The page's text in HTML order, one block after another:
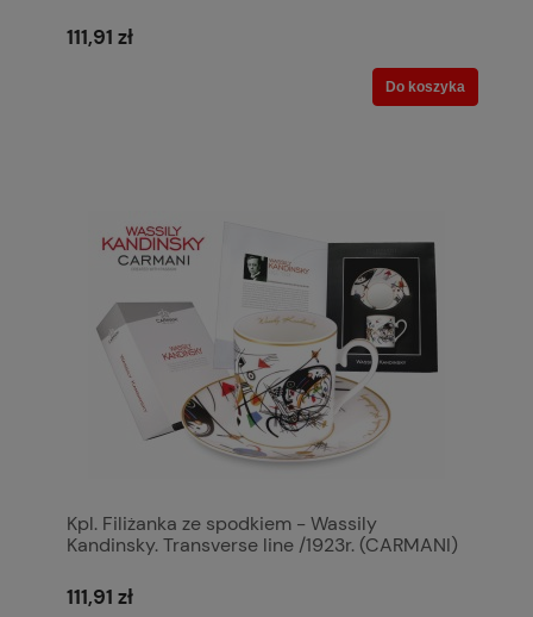
111,91 zł
Do koszyka
Kpl. Filiżanka ze spodkiem - Wassily
Kandinsky. Transverse line /1923r. (CARMANI)
111,91 zł